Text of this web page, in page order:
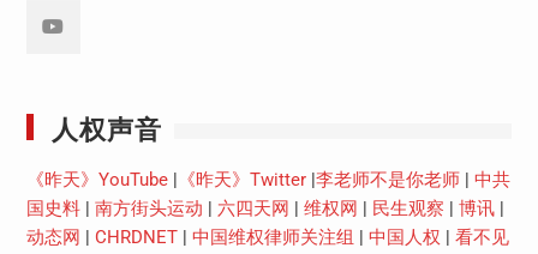
人权声音
《昨天》YouTube| 《昨天》Twitter| 李老师不是你老师| 中共
国史料| 南方街头运动 六四天网 维权网 民生观察 博讯|
动态网
CHRDNET| 中国维权律师关注组 中国人权
看不见